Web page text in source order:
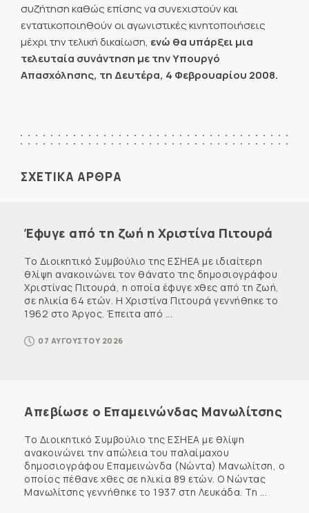
συζήτηση καθώς επίσης να συνεχιστούν και
εντατικοποιηθούν οι αγωνιστικές κινητοποιήσεις
μέχρι την τελική δικαίωση, ενώ θα υπάρξει μια
τελευταία συνάντηση με την Υπουργό
Απασχόλησης, τη Δευτέρα, 4 Φεβρουαρίου 2008.
ΣΧΕΤΙΚΑ ΑΡΘΡΑ
Έφυγε από τη ζωή η Χριστίνα Πιτουρά
Το Διοικητικό Συμβούλιο της ΕΣΗΕΑ με ιδιαίτερη
θλίψη ανακοινώνει τον θάνατο της δημοσιογράφου
Χριστίνας Πιτουρά, η οποία έφυγε χθες από τη ζωή,
σε ηλικία 64 ετών. Η Χριστίνα Πιτουρά γεννήθηκε το
1962 στο Άργος. Έπειτα από ...
07 ΑΥΓΟΥΣΤΟΥ 2026
Απεβίωσε ο Επαμεινώνδας Μανωλίτσης
Το Διοικητικό Συμβούλιο της ΕΣΗΕΑ με θλίψη
ανακοινώνει την απώλεια του παλαίμαχου
δημοσιογράφου Επαμεινώνδα (Νώντα) Μανωλίτση, ο
οποίος πέθανε χθες σε ηλικία 89 ετών. Ο Νώντας
Μανωλίτσης γεννήθηκε το 1937 στη Λευκάδα. Τη ...